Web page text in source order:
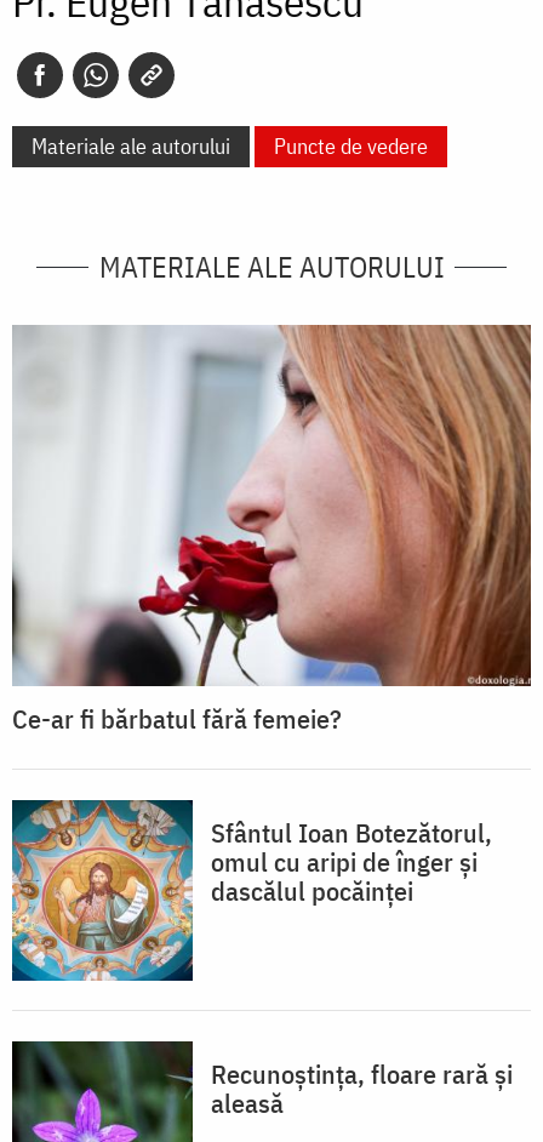
Materiale ale autorului Puncte de vedere
MATERIALE ALE AUTORULUI
Ce-ar fi bărbatul fără femeie?
Sfântul Ioan Botezătorul,
omul cu aripi de înger și
dascălul pocăinței
Recunoștința, floare rară și
aleasă